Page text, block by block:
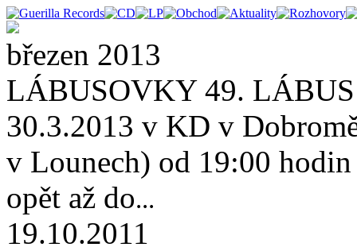
březen 2013
LÁBUSOVKY 49.
30.3.2013 v KD v
v Lounech) od 19:00
opět až do...
19.10.2011